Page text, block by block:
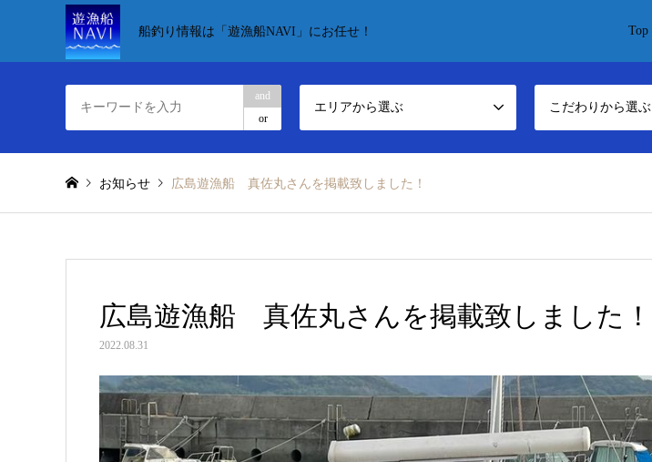
船釣り情報は「遊漁船NAVI」にお任せ！ Top
and
or
エリアから選ぶ こだわりから選ぶ
お知らせ 広島遊漁船 真佐丸さんを掲載致しました！
広島遊漁船 真佐丸さんを掲載致しました！
2022.08.31